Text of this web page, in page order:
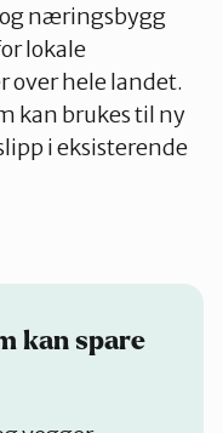
næringsbygg
lokale
over hele landet.
kan brukes til ny
i eksisterende
kan spare